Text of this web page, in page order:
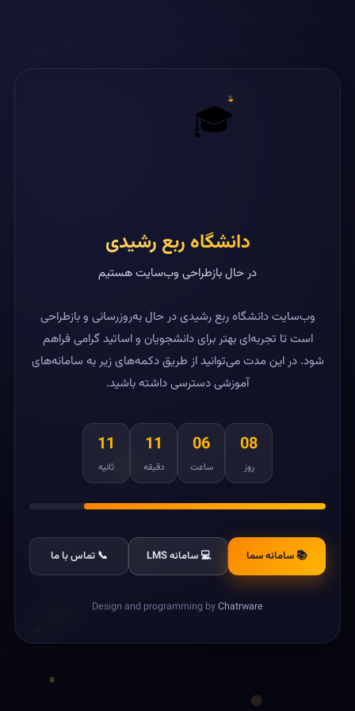
🎓
دانشگاه ربع رشیدی
در حال بازطراحی وب‌سایت هستیم
وب‌سایت دانشگاه ربع رشیدی در حال به‌روزرسانی و بازطراحی
است تا تجربه‌ای بهتر برای دانشجویان و اساتید گرامی فراهم
شود. در این مدت می‌توانید از طریق دکمه‌های زیر به سامانه‌های
آموزشی دسترسی داشته باشید.
08
روز
06
ساعت
11
دقیقه
11
ثانیه
📚 سامانه سما 💻 سامانه LMS 📞 تماس با ما
Design and programming byChatrware